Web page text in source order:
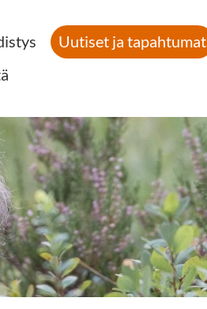
Uutiset ja tapahtumat